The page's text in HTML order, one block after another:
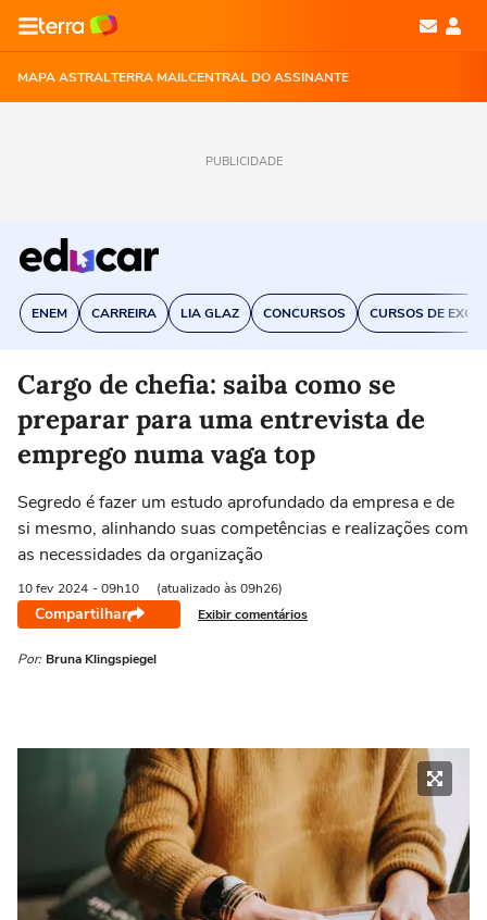
MAPA ASTRALTERRA MAILCENTRAL DO ASSINANTE
PUBLICIDADE
ENEM CARREIRA LIA GLAZ CONCURSOS CURSOS DE EXCEL
Cargo de chefia: saiba como se
preparar para uma entrevista de
emprego numa vaga top
Segredo é fazer um estudo aprofundado da empresa e de
si mesmo, alinhando suas competências e realizações com
as necessidades da organização
10 fev 2024 - 09h10 (atualizado às 09h26)
Compartilhar Exibir comentários
Por: Bruna Klingspiegel